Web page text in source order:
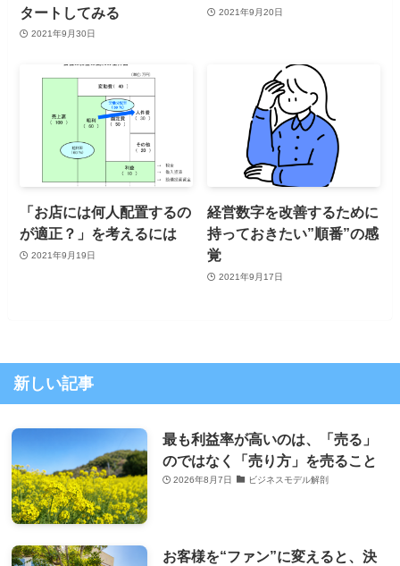
タートしてみる
2021年9月30日
2021年9月20日
「お店には何人配置するの
が適正？」を考えるには
2021年9月19日
経営数字を改善するために
持っておきたい”順番”の感
覚
2021年9月17日
新しい記事
最も利益率が高いのは、「売る」
のではなく「売り方」を売ること
2026年8月7日 ビジネスモデル解剖
お客様を“ファン”に変えると、決